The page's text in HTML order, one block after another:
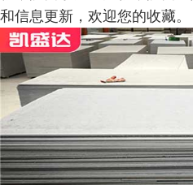
和信息更新，欢迎您的收藏。